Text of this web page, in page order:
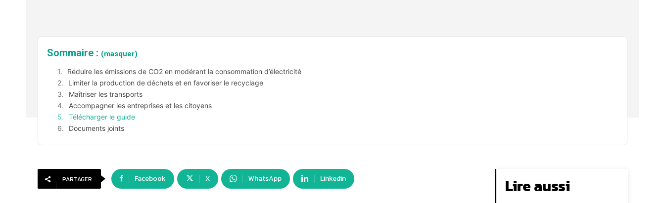
Sommaire : (masquer)
Réduire les émissions de CO2 en modérant la consommation d’électricité
Limiter la production de déchets et en favoriser le recyclage
Maîtriser les transports
Accompagner les entreprises et les citoyens
Télécharger le guide
Documents joints
PARTAGER Facebook X WhatsApp Linkedin Lire aussi